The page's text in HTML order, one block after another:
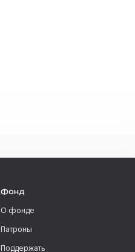
Фонд
О фонде
Патроны
Поддержать